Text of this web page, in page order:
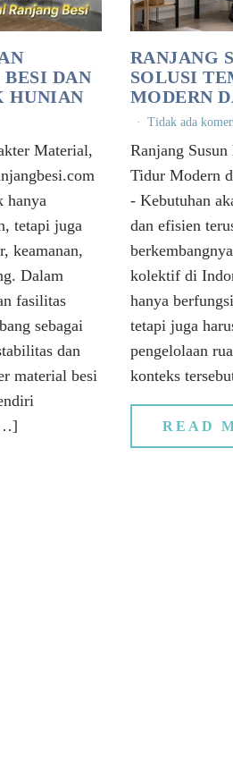
DAN
HUNIAN
Material,
hanya
tetapi juga
keamanan,
Dalam
fasilitas
sebagai
dan
material besi
RANJANG
SOLUSI
MODERN
Tidak ada
Ranjang
Tidur Modern
- Kebutuhan
dan efisien
kolektif di
hanya
tetapi juga
pengelolaan
konteks
READ